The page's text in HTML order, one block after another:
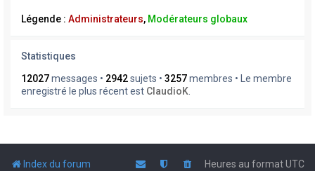
Légende : Administrateurs, Modérateurs globaux
Statistiques
12027messages • 2942sujets • 3257membres • Le membre
enregistré le plus récent est ClaudioK
Index du forum Heures au formatUTC